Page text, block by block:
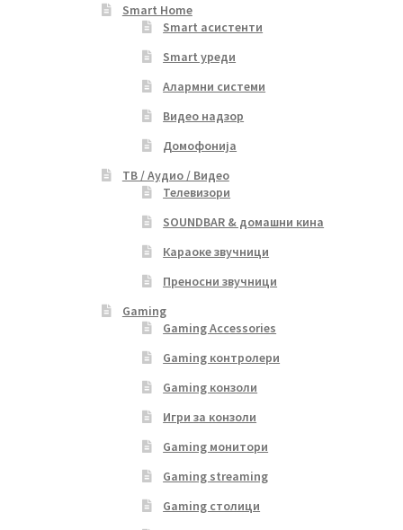
Smart Home
Smart асистенти
Smart уреди
Алармни системи
Видео надзор
Домофонија
ТВ / Аудио / Видео
Телевизори
SOUNDBAR & домашни кина
Караоке звучници
Преносни звучници
Gaming
Gaming Accessories
Gaming контролери
Gaming конзоли
Игри за конзоли
Gaming монитори
Gaming streaming
Gaming столици